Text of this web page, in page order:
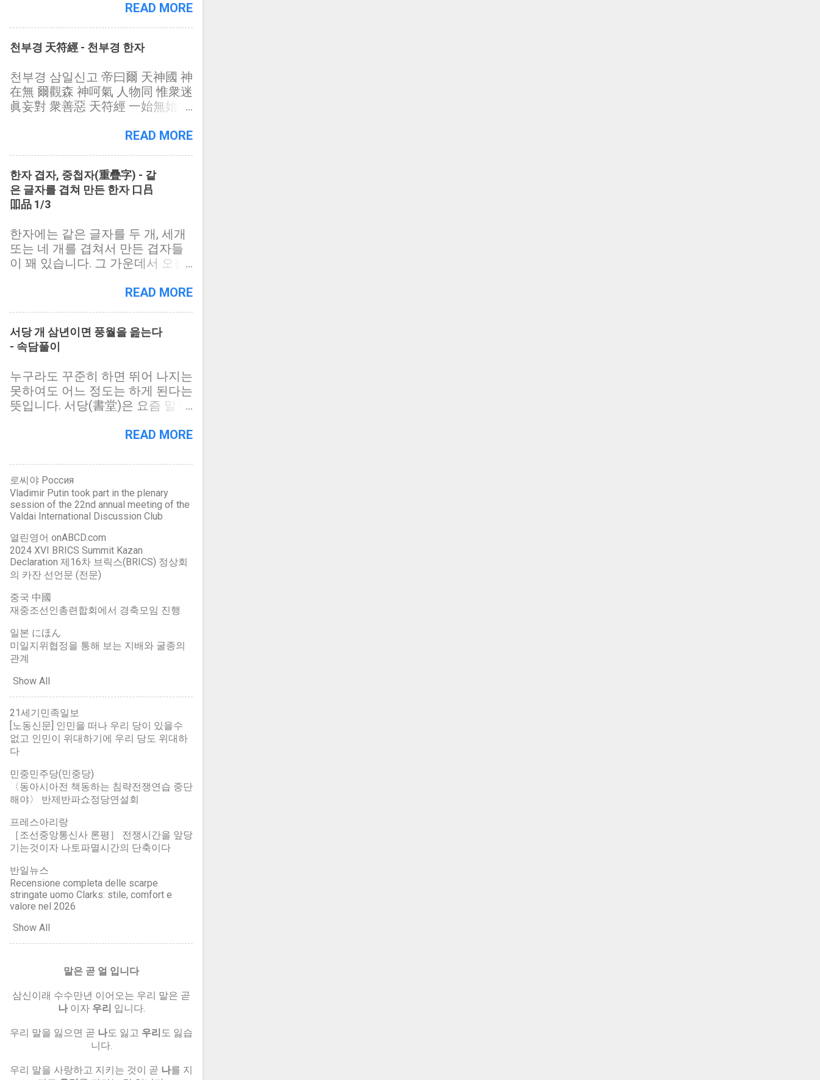
헌신적으로 일하는 사람도 있고,
요사스런 말과 가증스런 형식놀음
을 벌이며, 겉으로는 사람들을 위
하여 일하는 척 하면서, 실제로는
제 스스로의 권력, 돈, 명예 따위를
손에 움켜 쥐고 제 배만 불리기 위
하여 미친듯이 돌아치는 놈들도 있
습니다. 사람을 위하여 일하는 사
람은, 물어 볼 필요도 없이, 사람이
목적이므로, 같이 일하는 사람을
사람으로 여기고 아낍니다. 그러나
돈, 권력, 명예 따위를 쫓는 자에게
는 사람은 목적이 아니라 수단일
뿐이므로, 목적을 달성하고 나면
나아가 귀찮은 존재로 되는 것은
정한 이치입니다. 설혹, 목적이 달
성되지 않았다 하여도, 개가 개 노
그 개는 거추장스러운 존재로 될
가히 알 일입니다. 그럼에도, 사냥
개 놀음을 하려고 갖은 애를 쓰는
얼뜨기 짓을 하는 것은, 권력, 명예,
돈의 주인이 그 땅에 살고 있는 민
중(民衆)임을 알지 못하고, 마냥 노
열하기 때문입니다. 그러한 얼뜨기
넣어지는 사냥개 신세임을 모르지
는 않을 것이기에, 가마솥에 쳐 넣
어 지지 않으려고, 나날이 더욱 더
악독하게 미친듯이 돌아치는 것이
든 사냥개 놀음을 하지 않도록 해
야 합니다. 특히나, 외세와 침략자
그리고 그놈들 앞잡이 괴뢰패당...
인 범(虎)처럼 생겼지만, 범과 같은
《처신을 제대로 하지 못하거나 제
을 비겨서 이르는 말로 쓰입니다.
시라소니에 비겨하는 말로는, 《범
되다가 만 시라소니》 《기린은 잠
새끼가 열이면 시라소니를 낳는
다》 ... 등이 있습니다. 시라소니
고양이과에 속하는 범(虎) 비슷하
게 생긴 짐승이다. 몸길이는 1메타
(m) 정도이며, 몸무게는 25키로
(kg) 정도이고, 몸은 희끄무레한 누
런색에 검은 반점이 있다. 귀바퀴
끝에 검은 밤색 털이 서있는것이
특징이며, 이 털은 소리의 방향을
아는데 중요한 역할을 한다. 몸집
은 표범보다 좀 작으며 나무에 잘
오르고 나무우에서도 잠을 잔다.
주로 밤에 활동한다. 백두산과 개
마고원 등 우리 나라 북부를 비롯
하여 동부아시아 산림에 산다. 중
猞 짐승 이름 사, 犭 개사슴록변, 총
11획. 猁 시라소니 리, 犭 개사슴록
변, 총 10획.
READ MORE
천부경 天符經 - 천부경 한자
천부경 삼일신고 帝曰爾 天神國 神
在無 爾觀森 神呵氣 人物同 惟衆迷
眞妄對 衆善惡 天符經 一始無始一
一積十鉅無匱化三天二三地二三人
心本太陽昻明人中天地一一終無終
一 天符經 천부경 一始無始一析三
極無盡本 일시무시일석삼극무진
無匱化三 천일일지일이인일삼일
적십거무궤화삼 天二三地二三人
二三大三合六生七八九運三四成環
육생칠팔구운삼사성환오칠 一妙
衍萬往萬來用變不動本本心本太陽
昻明人中天地一一終無終一 일묘
연만왕만래용변부동본본심본태양
앙명인중천지일일종무종일 아래
글자 나열 순서는 위 내용 순서입
니다. 다만, 수자는 쓰지 않았습니
다. 天 하늘 천 tiān 티옌 大 큰 대/4
획 = 大(큰 대) + 一(한 일) 蒼蒼非
天玄玄非天 창창비천현현비천 符
부신 부 fú 푸 竹 대 죽/11획 = 竹
信) = 부절(符節): 돌 대나무 옥 등
에 글자나 무늬를 새긴 뒤에 쪼개
어 다른 사람과 나눠 가졌다가 나
중에 다시 맞추어 봄으로써 참임을
확인하는 증표 經 날실 경 jīng 징
糸 실 사/13획 = 糸(실 사) + 巠(물
줄기 경) 経(속, 糸/11) 经(중, 간체
자) 날 실(經絲 경사) 씨 실(緯絲 위
사): 베틀에 세로 방향으로 길게 묶
는 실을 날실(經絲/경사)이라 하
고, 북에 담아 경사를 가로(좌우)로
오가며 베를 짜 나가는 실을 씨실
(緯絲/위사)이라 함. 곧, 날실은 세
로(남북)방향이고, 씨실(위사)은
가로(좌우, 동서)방향임. 날실이 베
shǐ 시이 女 계집 녀/8획 = 女(계집
녀) + 台(별 이름 태) > 상대자: 終
(糸 실 사/11획, 마칠 종) 2급 無 없
을 무 mó 모어 灬 연화 발/12획 >
灬 (연화 발 = 火(불 화) > 상대자:
有(月 달 월/6...
READ MORE
한자 겹자, 중첩자(重疊字) - 같
은 글자를 겹쳐 만든 한자 口吕
吅品 1/3
한자에는 같은 글자를 두 개, 세개
또는 네 개를 겹쳐서 만든 겹자들
이 꽤 있습니다. 그 가운데서 오늘
이 있지만, 글자들의 뜻을 가만히
니다. 총 3페이지 가운데 1쪽입니
다. 可 옳을 가 kě 커어 口 입 구/5
다, 할 수 있다 > 상대자: 否(口 입
구/7획, 아닐 부) 不(一 한 일/4획,
아니 불) 2급 哥 노래 가 gē 꺼어 口
을 가) 같은 항렬에서 나이가 많은
간 gān 깐 干 방 패 간/3획, 부수자
> 干(한) = 汗(한) = 翰(한) = 韓(한)
네 글자는 모두 우리 상고시대에
군장(君長)을 일컫는 말이며, 소리
幹(줄기 간)의 간자, 3급 幵(开) 고
를(평평할) 견 jiān 찌옌 干 방패
간/6획 = 干(방패 간) + 干(방패 간)
开(幵의 속자 俗字) 竞 다툴 경 jìng
지엉(징) 立 설 립/10획 = 立(설 립)
+ 兄(맏 형) 競 다툴 경 jìng 징 立
설 립/20획 = 竞(다툴 경) + 竞(다
툴 경) 竸(동, 立/22) 독자간체 350,
4급 戈 창 과 gē 꺼어 戈 창 과/4획,
부수자 戔 해칠 잔 jiān 지옌 戈 창
과/ 8획 = 戈(창 과) + 戈(창 과) 殘
전)의 약자(略字) 편방용 132 口 입
구 kǒu 코우 口 입 구/3회, 부수자 3
급 吕 음률 려 lǚ 루위 口 입 구/7획
= 口(입 구) + 口(입 구) 呂(口 입
구/7획, 음률 려)의 속자 吅 부르짖
을 훤 xuān 슈안(샨) 口 입 구/6획 =
口(입 구) + 口(입 구) 品 물건 품
pǐn 핀 口 입 구/9...
READ MORE
서당 개 삼년이면 풍월을 읊는다
- 속담풀이
누구라도 꾸준히 하면 뛰어 나지는
못하여도 어느 정도는 하게 된다는
뜻입니다. 서당(書堂)은 요즘 말로
물인 개도 서당에서 3년이라는 세
으로도 글귀를 읊조리게 된다는 말
입니다. 하물며, 미물인 개도 그러
할진대, 사람이 마음 먹고 달라붙
으면 못할 바 없다는 뜻입니다. 공
부도 그렇고 다른 모든 일도 마찬
가지로, 무엇을 할 때는 몸가짐을
반듯하게 하고 얼을 바짝 차려서
해야 합니다. 그렇게 하면 누구나
어느 정도는 해 낼 수 있습니다. 미
리 겁을 먹거나 기가 죽거나 또는
거꾸로 오만하면 얼이 흩으러져서
제대로 할 수 없습니다. 공부 이야
기가 나온 김에 한 가지 생각해 봅
시다. 부모나 선생님들은 아이들
를 치고 합니다. 마치 그것이 당연
하다는 듯이 말입니다. 그러면서
아이가 산만하다느니 .... 라고 이런
저런 이유를 달아 아이 탓으로 돌
립니다. 이것은 바탕부터 잘 못 된
것입니다. 부모가 몸가짐을 반듯하
게 하고 매사에 얼을 차려 일하면,
아이들은 그대로 익혀 따라가게 되
어 있습니다. 또한, 행여 부모가 그
렇지 못하더라도 학교의 선생님이
그렇게 하면 아이는 선생님을 따라
가게 되어 있습니다. 아이를 탓 할
잘못을 따뜻한 사랑으로 그리고 진
정으로 바로 잡아 주려면, 어른들
이 스스로를 돌아 보고, 스스로에
러, 이른바 학력이라는 것을 생각
해 봅시다. 우리는 살면서 '학력'이
닌 소리를 듣게 됩니다. 사람이 되
었느냐, 사람이 밝으냐 하는 것은
학력과는 아무런 관계가 없습니다.
데도 밝고 반듯한 사람이 얼마든지
있고, 유학을 하고 박사를 받았다
는 자들 가운데도 어둡기 그지없고
READ MORE
로씨야 Россия
Vladimir Putin took part in the plenary
session of the 22nd annual meeting of the
Valdai International Discussion Club
열린영어 onABCD.com
2024 XVI BRICS Summit Kazan
Declaration 제16차 브릭스(BRICS) 정상회
의 카잔 선언문 (전문)
중국 中國
재중조선인총련합회에서 경축모임 진행
일본 にほん
미일지위협정을 통해 보는 지배와 굴종의
관계
Show All
21세기민족일보
[노동신문] 인민을 떠나 우리 당이 있을수
없고 인민이 위대하기에 우리 당도 위대하
다
민중민주당(민중당)
〈동아시아전 책동하는 침략전쟁연습 중단
해야〉 반제반파쇼정당연설회
프레스아리랑
［조선중앙통신사 론평］ 전쟁시간을 앞당
기는것이자 나토파멸시간의 단축이다
반일뉴스
Recensione completa delle scarpe
stringate uomo Clarks: stile, comfort e
valore nel 2026
Show All
말은 곧 얼 입니다
삼신이래 수수만년 이어오는 우리 말은 곧
나이자 우리 입니다.
우리 말을 잃으면 곧 나도 잃고 우리 도 잃습
니다.
우리 말을 사랑하고 지키는 것이 곧 나를 지